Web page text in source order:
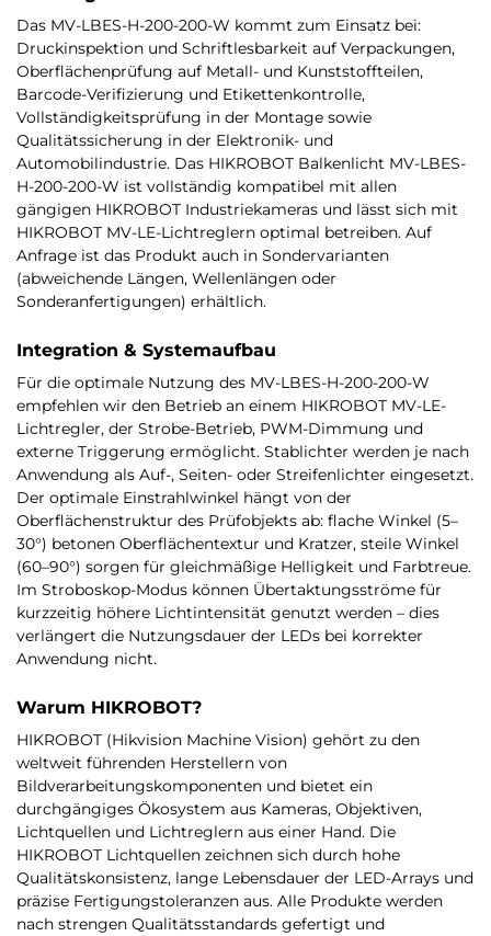
Das MV-LBES-H-200-200-W kommt zum Einsatz bei:
Druckinspektion und Schriftlesbarkeit auf Verpackungen,
Oberflächenprüfung auf Metall- und Kunststoffteilen,
Barcode-Verifizierung und Etikettenkontrolle,
Vollständigkeitsprüfung in der Montage sowie
Qualitätssicherung in der Elektronik- und
Automobilindustrie. Das HIKROBOT Balkenlicht MV-LBES-
H-200-200-W ist vollständig kompatibel mit allen
gängigen HIKROBOT Industriekameras und lässt sich mit
HIKROBOT MV-LE-Lichtreglern optimal betreiben. Auf
Anfrage ist das Produkt auch in Sondervarianten
(abweichende Längen, Wellenlängen oder
Sonderanfertigungen) erhältlich.
Integration & Systemaufbau
Für die optimale Nutzung des MV-LBES-H-200-200-W
empfehlen wir den Betrieb an einem HIKROBOT MV-LE-
Lichtregler, der Strobe-Betrieb, PWM-Dimmung und
externe Triggerung ermöglicht. Stablichter werden je nach
Anwendung als Auf-, Seiten- oder Streifenlichter eingesetzt.
Der optimale Einstrahlwinkel hängt von der
Oberflächenstruktur des Prüfobjekts ab: flache Winkel (5–
30°) betonen Oberflächentextur und Kratzer, steile Winkel
(60–90°) sorgen für gleichmäßige Helligkeit und Farbtreue.
Im Stroboskop-Modus können Übertaktungsströme für
kurzzeitig höhere Lichtintensität genutzt werden – dies
verlängert die Nutzungsdauer der LEDs bei korrekter
Anwendung nicht.
Warum HIKROBOT?
HIKROBOT (Hikvision Machine Vision) gehört zu den
weltweit führenden Herstellern von
Bildverarbeitungskomponenten und bietet ein
durchgängiges Ökosystem aus Kameras, Objektiven,
Lichtquellen und Lichtreglern aus einer Hand. Die
HIKROBOT Lichtquellen zeichnen sich durch hohe
Qualitätskonsistenz, lange Lebensdauer der LED-Arrays und
präzise Fertigungstoleranzen aus. Alle Produkte werden
nach strengen Qualitätsstandards gefertigt und